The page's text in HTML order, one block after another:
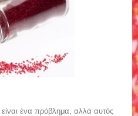
ένα πρόβλημα, αλλά αυτός